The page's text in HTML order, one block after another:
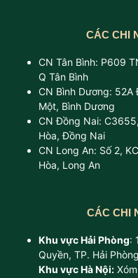
CÁC CHI
CN Tân Bình: P609
Q Tân Bình
CN Bình Dương: 52A
Một, Bình Dương
CN Đồng Nai:
Hòa, Đồng Nai
CN Long An: Số 2,
Hòa, Long An
CÁC CHI
Khu vực Hải Phòng:
Quyền, TP. Hải Phòng
Khu vực Hà Nội: